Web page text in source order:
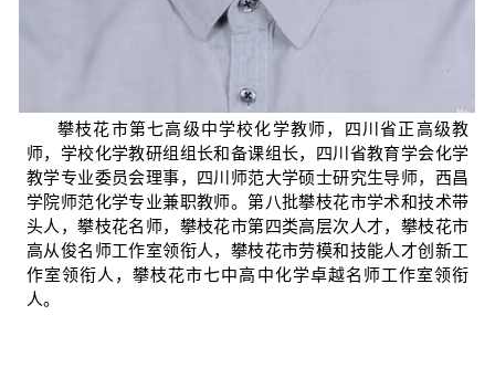
攀枝花市第七高级中学校化学教师，四川省正高级教
师，学校化学教研组组长和备课组长，四川省教育学会化学
教学专业委员会理事，
四川师范大学硕士研究生导师，西昌
学院师范化学专业兼职教师。第八批攀枝花市学术和技术带
头人，攀枝花名师，攀枝花市第四类高层次人才，攀枝花市
高从俊名师工作室领衔人，攀枝花市劳模和技能人才创新工
作室领衔人，攀枝花市七中高中化学卓越名师工作室领衔
人。